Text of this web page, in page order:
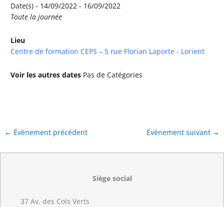
Date(s) - 14/09/2022 - 16/09/2022
Toute la journée
Lieu
Centre de formation CEPS – 5 rue Florian Laporte - Lorient
Voir les autres dates Pas de Catégories
← Évènement précédent Évènement suivant →
Siège social
37 Av. des Cols Verts